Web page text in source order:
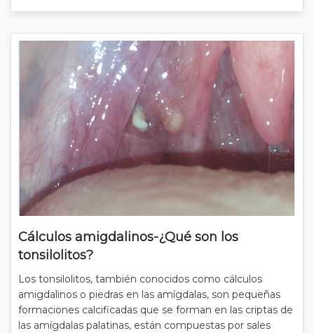
Cálculos amigdalinos-¿Qué son los
tonsilolitos?
Los tonsilolitos, también conocidos como cálculos
amigdalinos o piedras en las amígdalas, son pequeñas
formaciones calcificadas que se forman en las criptas de
las amígdalas palatinas, están compuestas por sales